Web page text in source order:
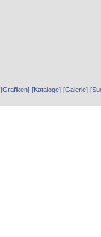
[Grafiken] [Kataloge] [Galerie]